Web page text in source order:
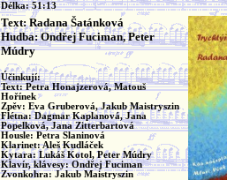
Délka: 51:13
Text: Radana Šatánková
Hudba: Ondřej Fuciman, Peter
Múdry
Účinkují:
Text: Petra Honajzerová, Matouš
Hořínek
Zpěv: Eva Gruberová, Jakub Maistryszin
Flétna: Dagmar Kaplanová, Jana
Popelková, Jana Zitterbartová
Housle: Petra Slaninová
Klarinet: Aleš Kudláček
Kytara: Lukáš Kotol, Peter Múdry
Klavír, klávesy: Ondřej Fuciman
Zvonkohra: Jakub Maistryszin